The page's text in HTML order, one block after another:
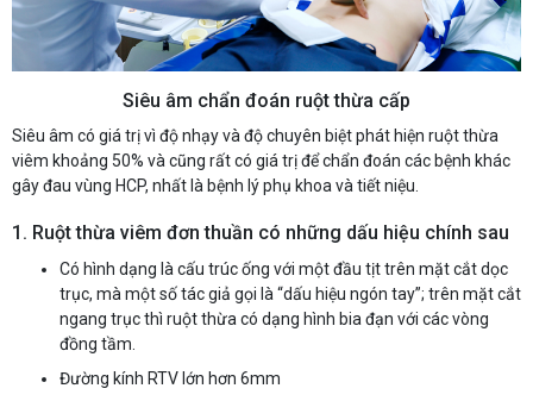
Siêu âm chẩn đoán ruột thừa cấp
Siêu âm có giá trị vì độ nhạy và độ chuyên biệt phát hiện ruột thừa
viêm khoảng 50% và cũng rất có giá trị để chẩn đoán các bệnh khác
gây đau vùng HCP, nhất là bệnh lý phụ khoa và tiết niệu.
1. Ruột thừa viêm đơn thuần có những dấu hiệu chính sau
Có hình dạng là cấu trúc ống với một đầu tịt trên mặt cắt dọc
trục, mà một số tác giả gọi là “dấu hiệu ngón tay”; trên mặt cắt
ngang trục thì ruột thừa có dạng hình bia đạn với các vòng
đồng tầm.
Đường kính RTV lớn hơn 6mm